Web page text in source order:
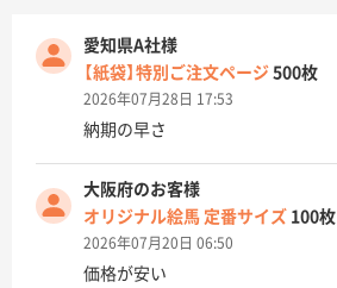
愛知県A社様
【紙袋】特別ご注文ページ 500枚
2026年07月28日 17:53
納期の早さ
大阪府のお客様
オリジナル絵馬 定番サイズ 100枚
2026年07月20日 06:50
価格が安い